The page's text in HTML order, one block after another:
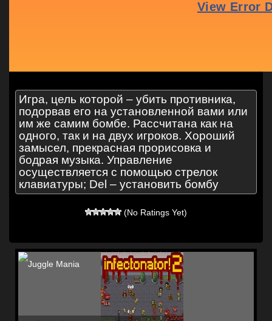
Игра, цель которой – убить противника,
подорвав его на установленной вами или
им же самим бомбе. Рассчитана как на
одного, так и на двух игроков. Хороший
замысел, прекрасная прорисовка и
бодрая музыка. Управление
осуществляется с помощью стрелок
клавиатуры; Del – установить бомбу
(No Ratings Yet)